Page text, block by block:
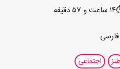
دقیقه
فارسی
طنز اجتماعی